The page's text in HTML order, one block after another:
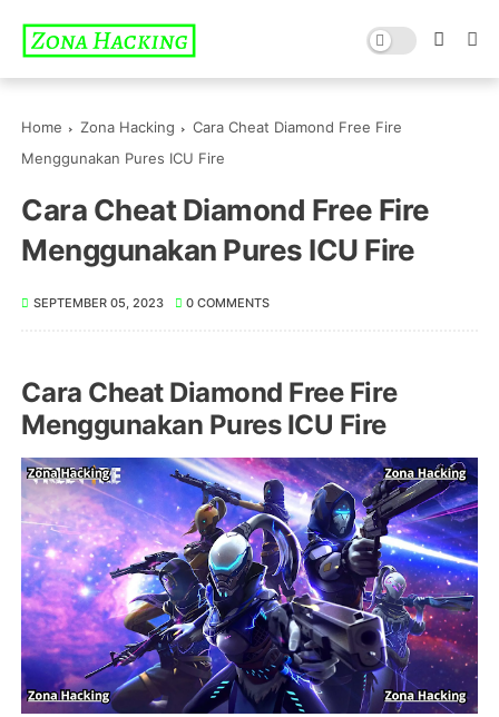
Home Zona Hacking
Cara Cheat Diamond Free Fire
Menggunakan Pures ICU Fire
Cara Cheat Diamond Free Fire
Menggunakan Pures ICU Fire
SEPTEMBER 05, 2023 0 COMMENTS
Cara Cheat Diamond Free Fire
Menggunakan Pures ICU Fire